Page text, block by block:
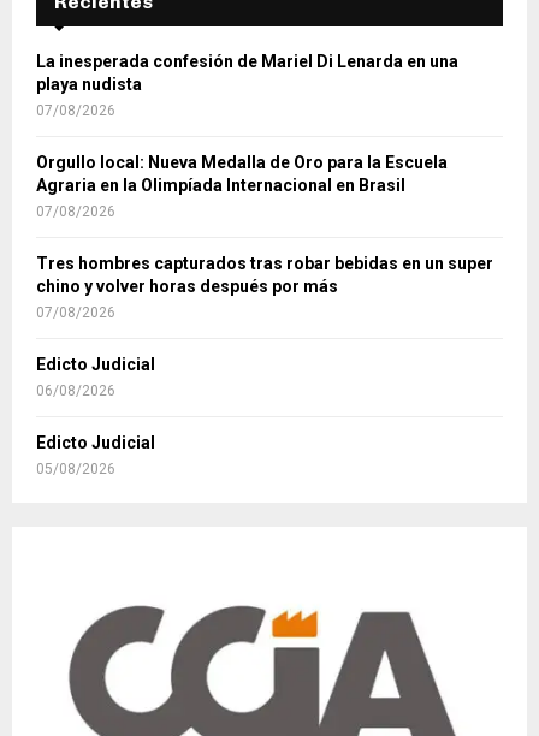
La inesperada confesión de Mariel Di Lenarda en una
playa nudista
07/08/2026
Orgullo local: Nueva Medalla de Oro para la Escuela
Agraria en la Olimpíada Internacional en Brasil
07/08/2026
Tres hombres capturados tras robar bebidas en un super
chino y volver horas después por más
07/08/2026
Edicto Judicial
06/08/2026
Edicto Judicial
05/08/2026